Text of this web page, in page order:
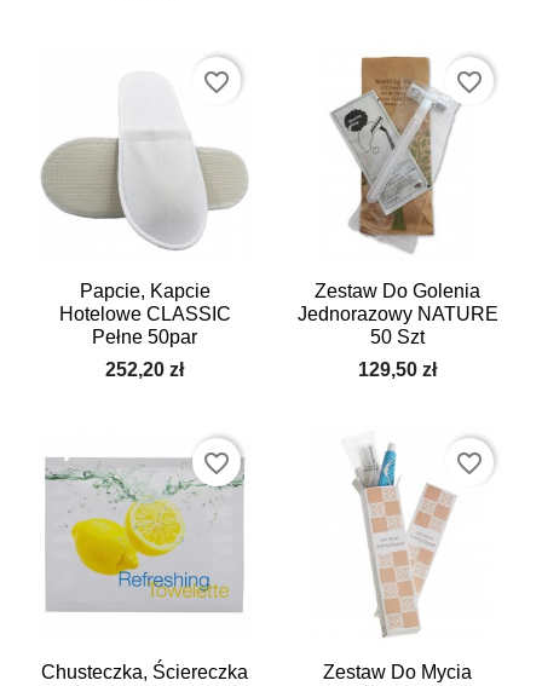
Papcie, Kapcie
Hotelowe CLASSIC
Pełne 50par
252,20 zł
favorite_border
Zestaw Do Golenia
Jednorazowy NATURE
50 Szt
129,50 zł
favorite_border
Chusteczka, Ściereczka
favorite_border
Zestaw Do Mycia
favorite_border